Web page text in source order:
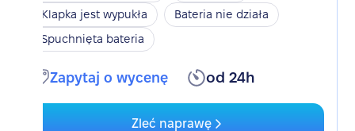
Klapka jest wypukła
Bateria nie działa
Spuchnięta bateria
Zapytaj o wycenę od 24h
Zleć naprawę